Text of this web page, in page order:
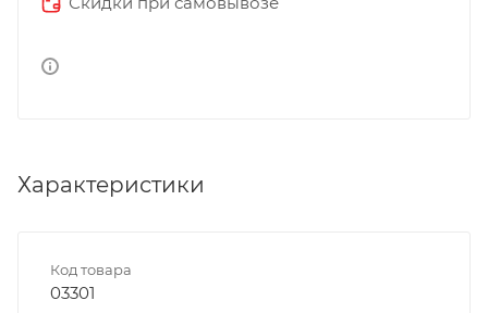
Характеристики
Код товара
03301